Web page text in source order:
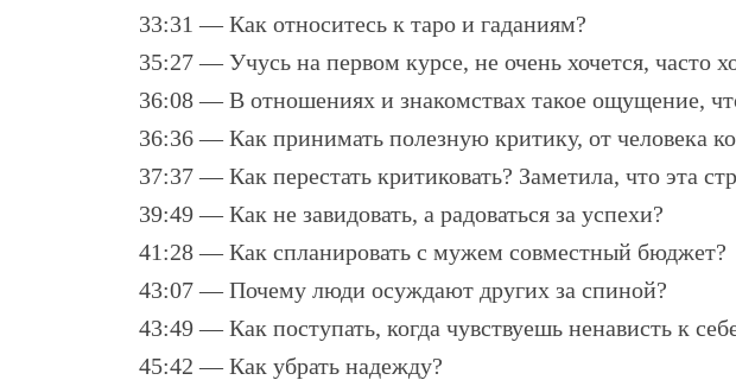
33:31 — Как относитесь к таро и гаданиям?
35:27 — Учусь на первом курсе, не очень хочется, часто
36:08 — В отношениях и знакомствах такое ощущение,
36:36 — Как принимать полезную критику, от человека
37:37 — Как перестать критиковать? Заметила, что эта
39:49 — Как не завидовать, а радоваться за успехи?
41:28 — Как спланировать с мужем совместный бюджет?
43:07 — Почему люди осуждают других за спиной?
43:49 — Как поступать, когда чувствуешь ненависть к
45:42 — Как убрать надежду?